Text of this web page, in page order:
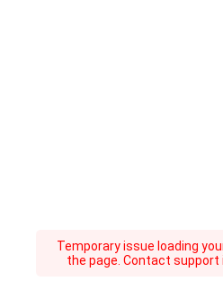
Temporary issue loading
the page. Contact support